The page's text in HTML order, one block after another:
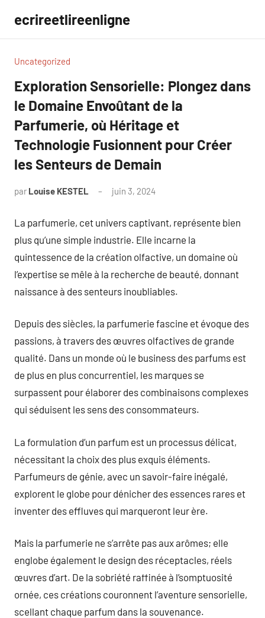
contenu
ecrireetlireenligne
Uncategorized
Exploration Sensorielle: Plongez dans
le Domaine Envoûtant de la
Parfumerie, où Héritage et
Technologie Fusionnent pour Créer
les Senteurs de Demain
par Louise KESTEL juin 3, 2024
La parfumerie, cet univers captivant, représente bien
plus qu’une simple industrie. Elle incarne la
quintessence de la création olfactive, un domaine où
l’expertise se mêle à la recherche de beauté, donnant
naissance à des senteurs inoubliables.
Depuis des siècles, la parfumerie fascine et évoque des
passions, à travers des œuvres olfactives de grande
qualité. Dans un monde où le business des parfums est
de plus en plus concurrentiel, les marques se
surpassent pour élaborer des combinaisons complexes
qui séduisent les sens des consommateurs.
La formulation d’un parfum est un processus délicat,
nécessitant la choix des plus exquis éléments.
Parfumeurs de génie, avec un savoir-faire inégalé,
explorent le globe pour dénicher des essences rares et
inventer des effluves qui marqueront leur ère.
Mais la parfumerie ne s’arrête pas aux arômes; elle
englobe également le design des réceptacles, réels
œuvres d’art. De la sobriété raffinée à l’somptuosité
ornée, ces créations couronnent l’aventure sensorielle,
scellant chaque parfum dans la souvenance.